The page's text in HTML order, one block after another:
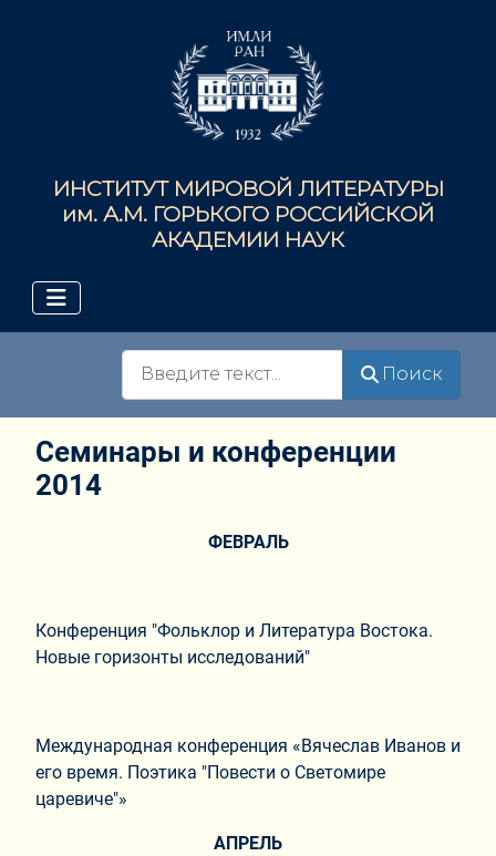
ИНСТИТУТ МИРОВОЙ ЛИТЕРАТУРЫ
им. А.М. ГОРЬКОГО РОССИЙСКОЙ
АКАДЕМИИ НАУК
Поиск
Семинары и конференции
2014
ФЕВРАЛЬ
Конференция "Фольклор и Литература Востока.
Новые горизонты исследований"
Международная конференция «Вячеслав Иванов и
его время. Поэтика "Повести о Светомире
царевиче"»
АПРЕЛЬ